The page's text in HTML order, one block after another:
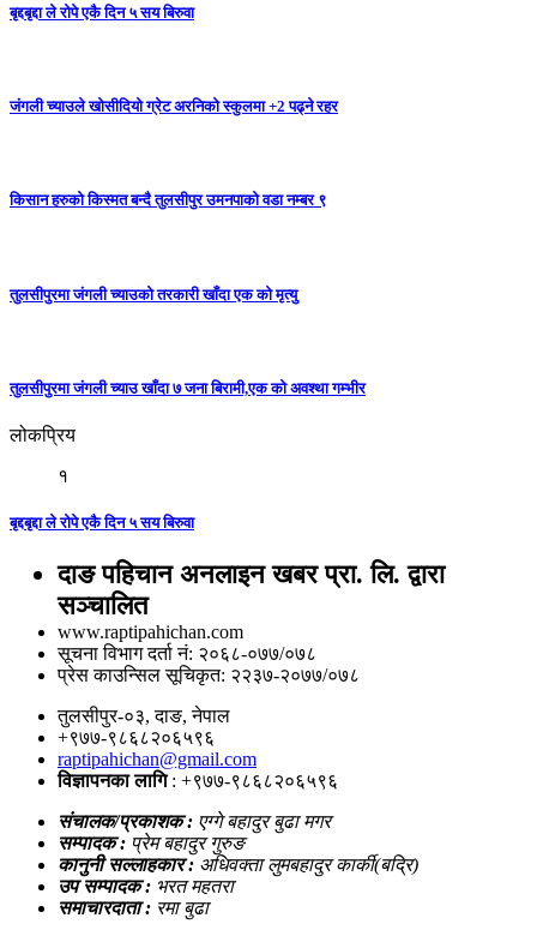
बृद्दबृद्दा ले रोपे एकै दिन ५ सय बिरुवा
जंगली च्याउले खोसीदियो ग्रेट अरनिको स्कुलमा +2 पढ्ने रहर
किसान हरुको किस्मत बन्दै तुलसीपुर उमनपाको वडा नम्बर ९
तुलसीपुरमा जंगली च्याउको तरकारी खाँदा एक को मृत्यु
तुलसीपुरमा जंगली च्याउ खाँदा ७ जना बिरामी,एक को अवश्था गम्भीर
लोकप्रिय
१
बृद्दबृद्दा ले रोपे एकै दिन ५ सय बिरुवा
दाङ पहिचान अनलाइन खबर प्रा. लि. द्वारा
सञ्चालित
www.raptipahichan.com
सूचना विभाग दर्ता नं: २०६८-०७७/०७८
प्रेस काउन्सिल सूचिकृत: २२३७-२०७७/०७८
तुलसीपुर-०३, दाङ, नेपाल
+९७७-९८६८२०६५९६
raptipahichan@gmail.com
विज्ञापनका लागि: +९७७-९८६८२०६५९६
संचालक/प्रकाशक : एग्गे बहादुर बुढा मगर
सम्पादक : प्रेम बहादुर गुरुङ
कानुनी सल्लाहकार : अधिवक्ता लुमबहादुर कार्की(बद्रि)
उप सम्पादक : भरत महतरा
समाचारदाता : रमा बुढा